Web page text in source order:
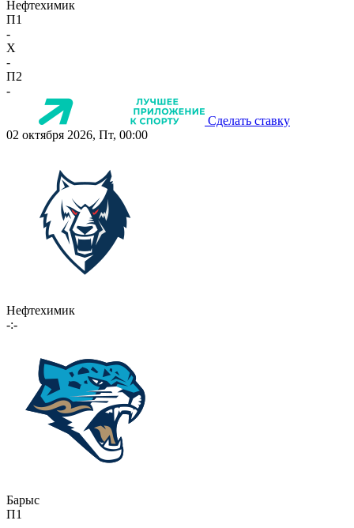
Нефтехимик
П1
-
X
-
П2
-
Сделать ставку
02 октября 2026, Пт, 00:00
Нефтехимик
-:-
Барыс
П1